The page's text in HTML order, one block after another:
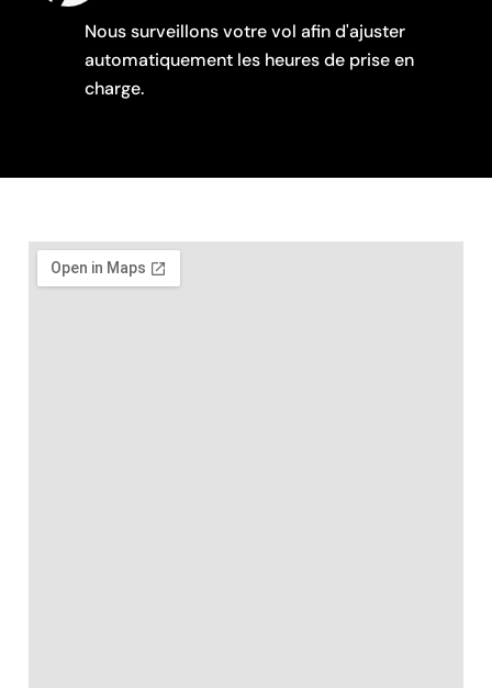
Nous surveillons votre vol afin d'ajuster
automatiquement les heures de prise en
charge.